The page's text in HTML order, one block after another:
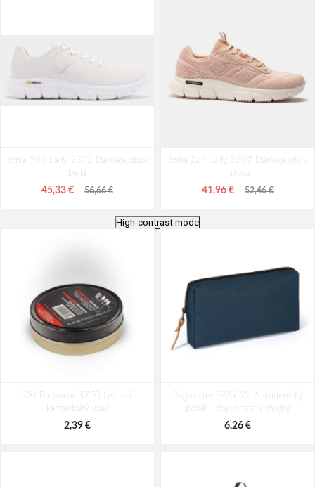
Joma 500 Lady 2302 Dámska obuv
biela
45,33 € 56,66 €
Joma Zen Lady 2207 Dámska obuv
ružová
41,96 € 52,46 €
čierna
46,70 € 58,38 €
čierna
45,33 € 56,66 €
High-contrast mode
VM Footwear 3750 Leštiaci
karnaubský vosk
2,39 €
Bagmaster EASY 22 A študentský
penál - tmavomodrý modrý
6,26 €